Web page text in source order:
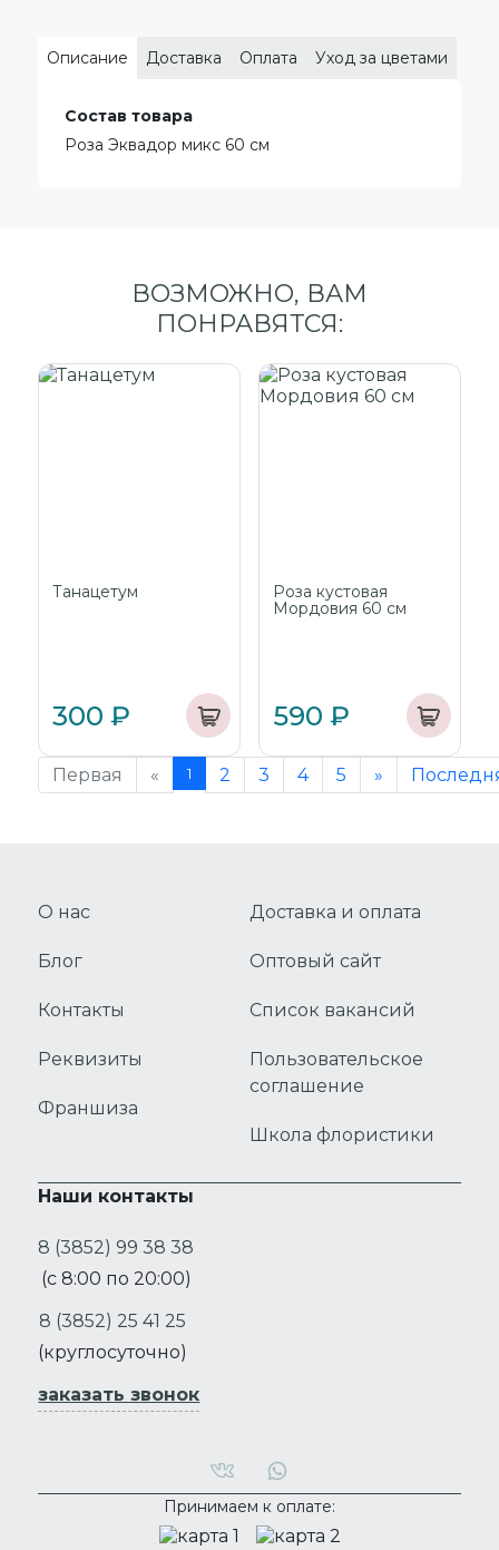
Описание Доставка Оплата Уход за цветами
Состав товара
Роза Эквадор микс 60 см
ВОЗМОЖНО, ВАМ
ПОНРАВЯТСЯ:
Танацетум
300 ₽
Роза кустовая
Мордовия 60 см
590 ₽
Первая « 1 2 3 4 5 »
Принимаем к оплате:
О нас
Блог
Контакты
Реквизиты
Франшиза
Доставка и оплата
Оптовый сайт
Список вакансий
Пользовательское
соглашение
Школа флористики
Наши контакты
8 (3852) 99 38 38
(с 8:00 по 20:00)
8 (3852) 25 41 25
(круглосуточно)
заказать звонок